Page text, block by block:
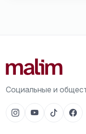
Социальные и